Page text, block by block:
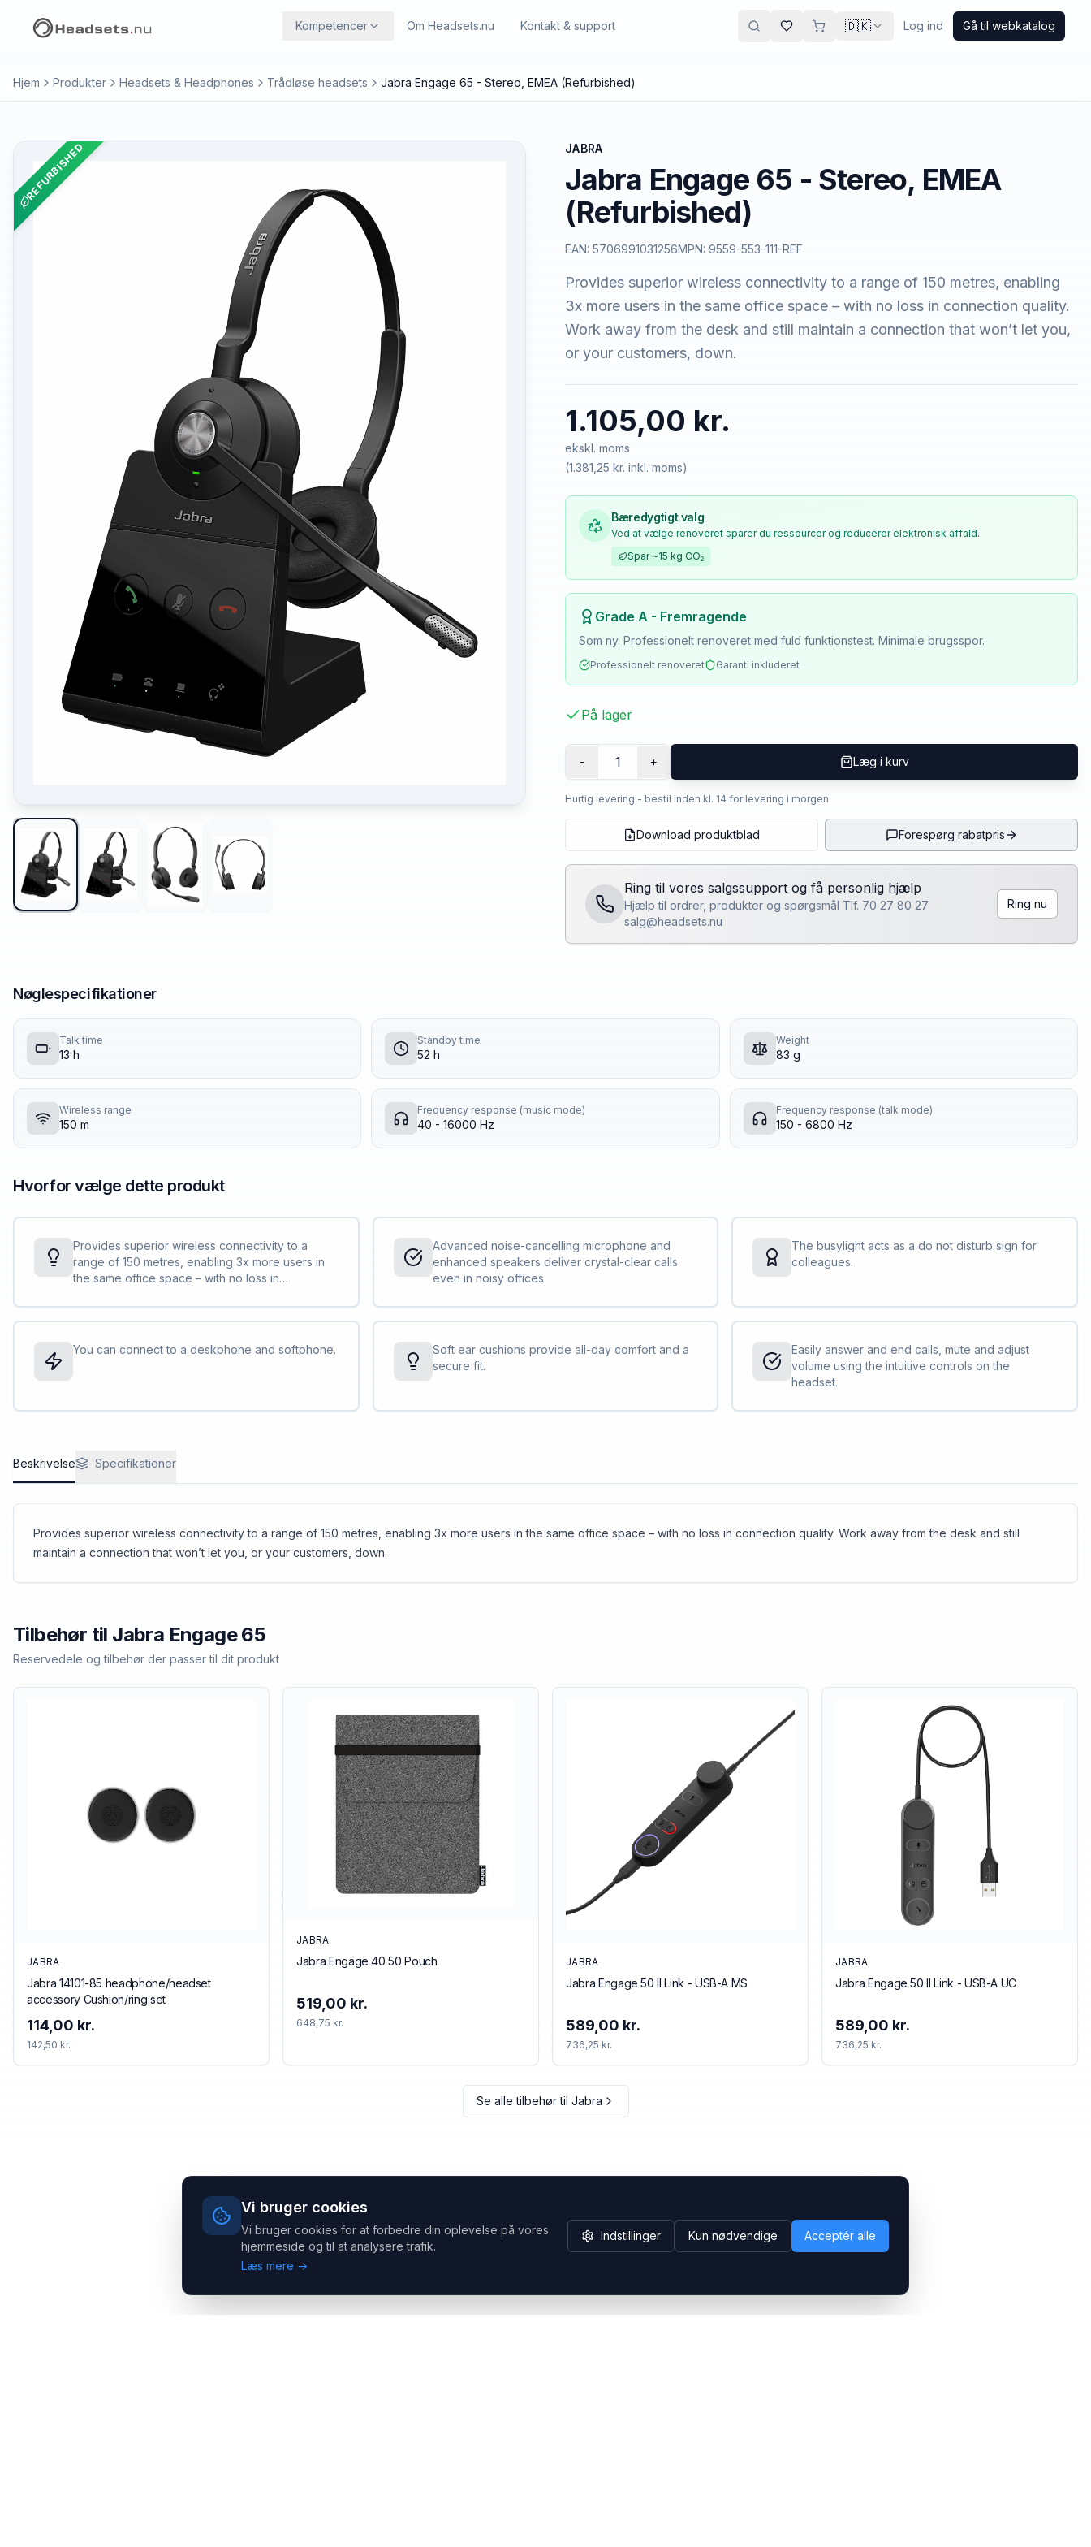
Vi bruger cookies
Vi bruger cookies for at forbedre din oplevelse på vores
hjemmeside og til at analysere trafik.
Læs mere →
Indstillinger Kun nødvendige Acceptér alle
Kompetencer Om Headsets.nu Kontakt & support 🇩🇰 Log ind Gå til webkatalog
Hjem Produkter Headsets & Headphones Trådløse headsets Jabra Engage 65 - Stereo, EMEA (Refurbished)
REFURBISHED JABRA
Jabra Engage 65 - Stereo, EMEA
(Refurbished)
EAN: 5706991031256MPN: 9559-553-111-REF
Provides superior wireless connectivity to a range of 150 metres, enabling
3x more users in the same office space – with no loss in connection quality.
Work away from the desk and still maintain a connection that won’t let you,
or your customers, down.
1.105,00 kr.
ekskl. moms
(1.381,25 kr. inkl. moms)
Bæredygtigt valg
Ved at vælge renoveret sparer du ressourcer og reducerer elektronisk affald.
Spar ~15 kg CO₂
Grade A - Fremragende
Som ny. Professionelt renoveret med fuld funktionstest. Minimale brugsspor.
Professionelt renoveret Garanti inkluderet
På lager
- 1 + Læg i kurv
Hurtig levering - bestil inden kl. 14 for levering i morgen
Download produktblad Forespørg rabatpris
Ring til vores salgssupport og få personlig hjælp
Hjælp til ordrer, produkter og spørgsmål Tlf. 70 27 80 27
salg@headsets.nu
Ring nu
Nøglespecifikationer
Talk time
13 h
Standby time
52 h
Weight
83 g
Wireless range
150 m
Frequency response (music mode)
40 - 16000 Hz
Frequency response (talk mode)
150 - 6800 Hz
Hvorfor vælge dette produkt
Provides superior wireless connectivity to a
range of 150 metres, enabling 3x more users in
the same office space – with no loss in
still maintain a connection that won’t let you, or
your customers, down.
Advanced noise-cancelling microphone and
enhanced speakers deliver crystal-clear calls
even in noisy offices.
The busylight acts as a do not disturb sign for
colleagues.
You can connect to a deskphone and softphone.
Soft ear cushions provide all-day comfort and a
secure fit.
Easily answer and end calls, mute and adjust
volume using the intuitive controls on the
headset.
Beskrivelse Specifikationer
Provides superior wireless connectivity to a range of 150 metres, enabling 3x more users in the same office space – with no loss in connection quality. Work away from the desk and still
maintain a connection that won’t let you, or your customers, down.
Tilbehør til Jabra Engage 65
Reservedele og tilbehør der passer til dit produkt
JABRA
Jabra 14101-85 headphone/headset
accessory Cushion/ring set
114,00 kr.
142,50 kr.
JABRA
Jabra Engage 40 50 Pouch
519,00 kr.
648,75 kr.
JABRA
Jabra Engage 50 II Link - USB-A MS
589,00 kr.
736,25 kr.
JABRA
Jabra Engage 50 II Link - USB-A UC
589,00 kr.
736,25 kr.
Se alle tilbehør til Jabra